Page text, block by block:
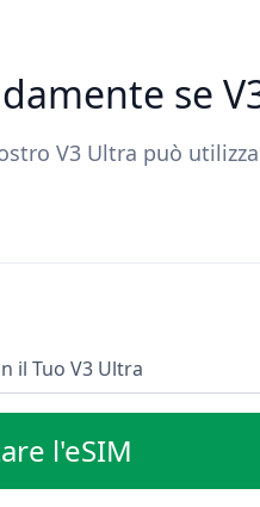
se
V3 Ultra può
il Tuo V3 Ultra
l'eSIM